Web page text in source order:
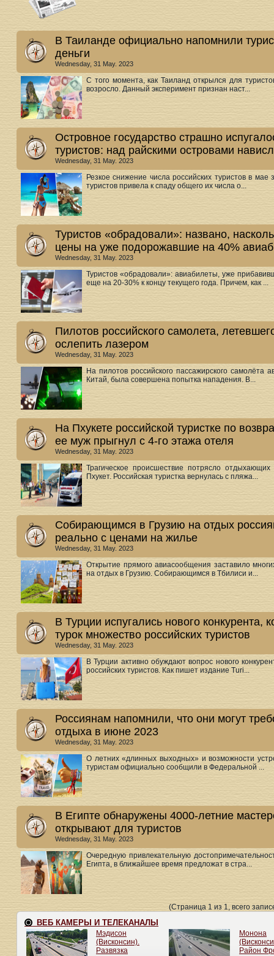
В Таиланде официально напомнили
деньги
Wednesday, 31 May. 2023
С того момента, как Таиланд открылся для
возросло. Данный эксперимент признан наст...
Островное государство страшно
туристов: над райскими островами
Wednesday, 31 May. 2023
Резкое снижение числа российских туристов в
туристов привела к спаду общего их числа о...
Туристов «обрадовали»: названо,
цены на уже подорожавшие на 40%
Wednesday, 31 May. 2023
Туристов «обрадовали»: авиабилеты, уже
еще на 20-30% к концу текущего года. Причем, как ...
Пилотов российского самолета,
ослепить лазером
Wednesday, 31 May. 2023
На пилотов российского пассажирского самолёта
Китай, была совершена попытка нападения. В...
На Пхукете российской туристке по
ее муж прыгнул с 4-го этажа отеля
Wednesday, 31 May. 2023
Трагическое происшествие потрясло
Пхукет. Российская туристка вернулась с пляжа...
Собирающимся в Грузию на отдых
реально с ценами на жилье
Wednesday, 31 May. 2023
Открытие прямого авиасообщения заставило
на отдых в Грузию. Собирающимся в Тбилиси и...
В Турции испугались нового конкурента,
турок множество российских туристов
Wednesday, 31 May. 2023
В Турции активно обуждают вопрос нового
российских туристов. Как пишет издание Turi...
Россиянам напомнили, что они могут
отдыха в июне 2023
Wednesday, 31 May. 2023
О летних «длинных выходных» и возможности
туристам официально сообщили в Федеральной ...
В Египте обнаружены 4000-летние
открывают для туристов
Wednesday, 31 May. 2023
Очередную привлекательную
Египта, в ближайшее время предложат в стра...
(Страница 1 из 1, всего